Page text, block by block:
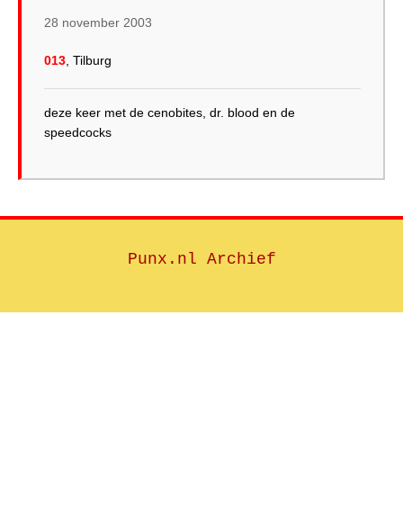
28 november 2003
013 , Tilburg
deze keer met de cenobites, dr. blood en de
speedcocks
Punx.nl Archief